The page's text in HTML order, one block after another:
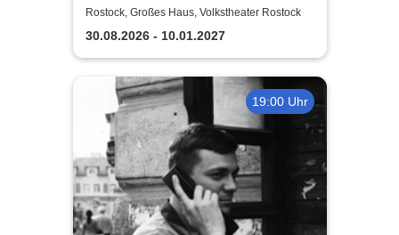
Rostock
Rostock, Großes Haus, Volkstheater Rostock
30.08.2026 - 10.01.2027
19:00 Uhr